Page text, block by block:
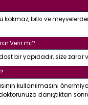
kokmaz, bitki ve
Verir mi?
bir yapıdadır, size zarar
kullanılmasını
danıştıktan